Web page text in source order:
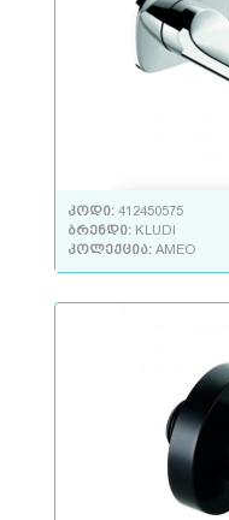
კოდი: 412450575
ბრენდი: KLUDI
კოლექცია: AMEO